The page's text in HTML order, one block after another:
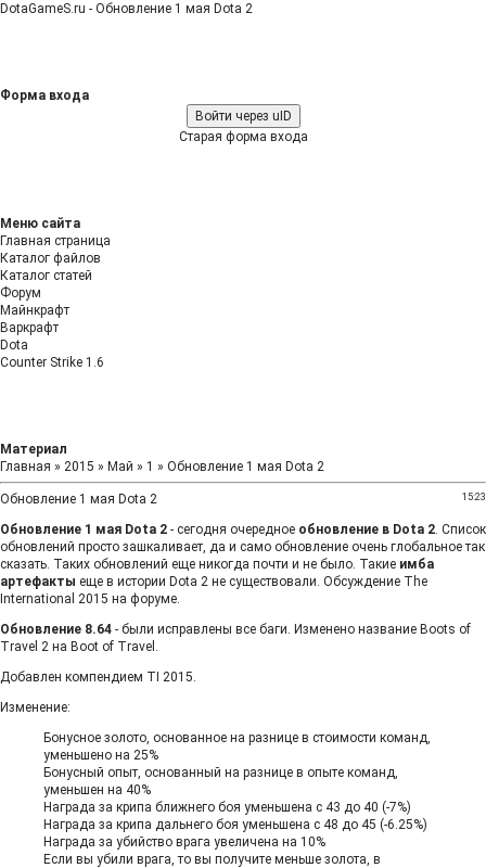
DotaGameS.ru - Обновление 1 мая Dota 2
Форма входа
Войти через uID
Старая форма входа
Меню сайта
Главная страница
Каталог файлов
Каталог статей
Форум
Майнкрафт
Варкрафт
Dota
Counter Strike 1.6
Материал
Главная » 2015 » Май » 1 » Обновление 1 мая Dota 2
15:23
Обновление 1 мая Dota 2
Обновление 1 мая Dota 2 - сегодня очередное обновление в Dota 2. Список
обновлений просто зашкаливает, да и само обновление очень глобальное так
сказать. Таких обновлений еще никогда почти и не было. Такие имба
артефакты еще в истории Dota 2 не существовали. Обсуждение The
International 2015 на форуме.
Обновление 8.64 - были исправлены все баги. Изменено название Boots of
Travel 2 на Boot of Travel.
Добавлен компендием TI 2015.
Изменение:
Бонусное золото, основанное на разнице в стоимости команд,
уменьшено на 25%
Бонусный опыт, основанный на разнице в опыте команд,
уменьшен на 40%
Награда за крипа ближнего боя уменьшена с 43 до 40 (-7%)
Награда за крипа дальнего боя уменьшена с 48 до 45 (-6.25%)
Награда за убийство врага увеличена на 10%
Если вы убили врага, то вы получите меньше золота, в